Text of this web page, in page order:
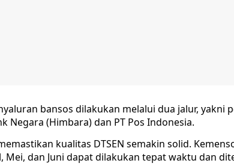
bansos dilakukan melalui dua jalur, yakni
Negara (Himbara) dan PT Pos Indonesia.
kualitas DTSEN semakin solid.
Mei, dan Juni dapat dilakukan tepat waktu dan